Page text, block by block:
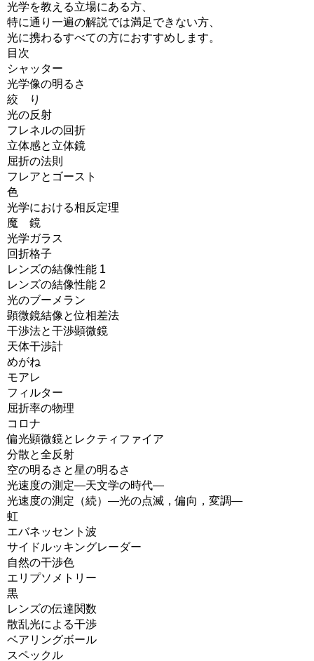
光学を教える立場にある方、
特に通り一遍の解説では満足できない方、
光に携わるすべての方におすすめします。
目次
シャッター
光学像の明るさ
絞 り
光の反射
フレネルの回折
立体感と立体鏡
屈折の法則
フレアとゴースト
色
光学における相反定理
魔 鏡
光学ガラス
回折格子
レンズの結像性能 1
レンズの結像性能 2
光のブーメラン
顕微鏡結像と位相差法
干渉法と干渉顕微鏡
天体干渉計
めがね
モアレ
フィルター
屈折率の物理
コロナ
偏光顕微鏡とレクティファイア
分散と全反射
空の明るさと星の明るさ
光速度の測定―天文学の時代―
光速度の測定（続）―光の点滅，偏向，変調―
虹
エバネッセント波
サイドルッキングレーダー
自然の干渉色
エリプソメトリー
黒
レンズの伝達関数
散乱光による干渉
ベアリングボール
スペックル